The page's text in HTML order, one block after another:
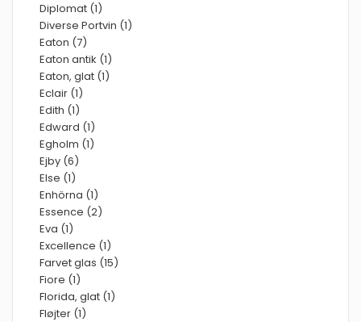
Diplomat (1)
Diverse Portvin (1)
Eaton (7)
Eaton antik (1)
Eaton, glat (1)
Eclair (1)
Edith (1)
Edward (1)
Egholm (1)
Ejby (6)
Else (1)
Enhörna (1)
Essence (2)
Eva (1)
Excellence (1)
Farvet glas (15)
Fiore (1)
Florida, glat (1)
Fløjter (1)